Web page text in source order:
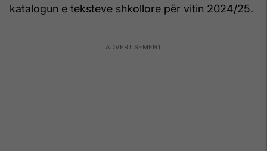
katalogun e teksteve shkollore për vitin 2024/25.